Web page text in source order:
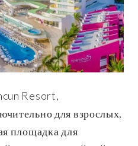
Resort,
для взрослых,
площадка для